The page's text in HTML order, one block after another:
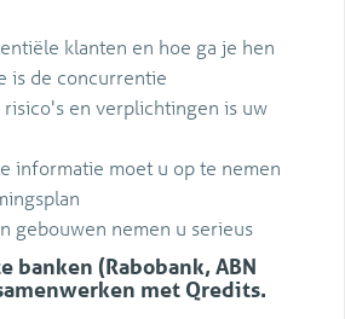
klanten en hoe ga je hen
is de concurrentie
risico's en verplichtingen is uw
informatie moet u op te nemen
gebouwen nemen u serieus
banken (Rabobank, ABN
met Qredits.